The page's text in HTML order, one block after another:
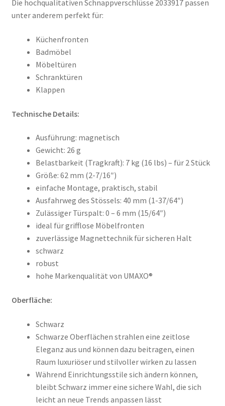
Die hochqualitativen Schnappverschlüsse 2033917 passen
unter anderem perfekt für:
Küchenfronten
Badmöbel
Möbeltüren
Schranktüren
Klappen
Technische Details:
Ausführung: magnetisch
Gewicht: 26 g
Belastbarkeit (Tragkraft): 7 kg (16 lbs) – für 2 Stück
Größe: 62 mm (2-7/16″)
einfache Montage, praktisch, stabil
Ausfahrweg des Stössels: 40 mm (1-37/64″)
Zulässiger Türspalt: 0 – 6 mm (15/64″)
ideal für grifflose Möbelfronten
zuverlässige Magnettechnik für sicheren Halt
schwarz
robust
hohe Markenqualität von UMAXO®
Oberfläche:
Schwarz
Schwarze Oberflächen strahlen eine zeitlose
Eleganz aus und können dazu beitragen, einen
Raum luxuriöser und stilvoller wirken zu lassen
Während Einrichtungsstile sich ändern können,
bleibt Schwarz immer eine sichere Wahl, die sich
leicht an neue Trends anpassen lässt